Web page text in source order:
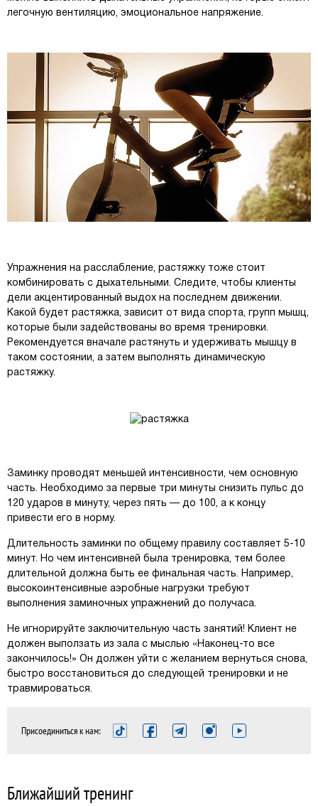
легочную вентиляцию, эмоциональное напряжение.
Упражнения на расслабление, растяжку тоже стоит
комбинировать с дыхательными. Следите, чтобы клиенты
дели акцентированный выдох на последнем движении.
Какой будет растяжка, зависит от вида спорта, групп мышц,
которые были задействованы во время тренировки.
Рекомендуется вначале растянуть и удерживать мышцу в
таком состоянии, а затем выполнять динамическую
растяжку.
Заминку проводят меньшей интенсивности, чем основную
часть. Необходимо за первые три минуты снизить пульс до
120 ударов в минуту, через пять — до 100, а к концу
привести его в норму.
Длительность заминки по общему правилу составляет 5-10
минут. Но чем интенсивней была тренировка, тем более
длительной должна быть ее финальная часть. Например,
высокоинтенсивные аэробные нагрузки требуют
выполнения заминочных упражнений до получаса.
Не игнорируйте заключительную часть занятий! Клиент не
должен выползать из зала с мыслью «Наконец-то все
закончилось!» Он должен уйти с желанием вернуться снова,
быстро восстановиться до следующей тренировки и не
травмироваться.
Присоединиться к нам:
Ближайший тренинг